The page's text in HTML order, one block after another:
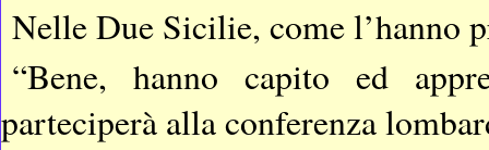
Nelle Due Sicilie, come l’hanno
“Bene, hanno capito ed
parteciperà alla conferenza